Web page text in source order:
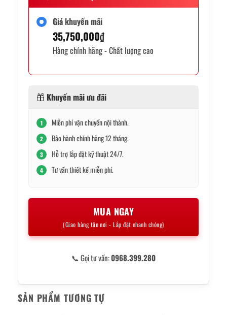
Giá khuyến mãi
35,750,000₫
Hàng chính hãng - Chất lượng cao
Khuyến mãi ưu đãi
1 Miễn phí vận chuyển nội thành.
2 Bảo hành chính hãng 12 tháng.
3 Hỗ trợ lắp đặt kỹ thuật 24/7.
4 Tư vấn thiết kế miễn phí.
MUA NGAY
(Giao hàng tận nơi - Lắp đặt nhanh chóng)
📞 Gọi tư vấn:0968.399.280
SẢN PHẨM TƯƠNG TỰ